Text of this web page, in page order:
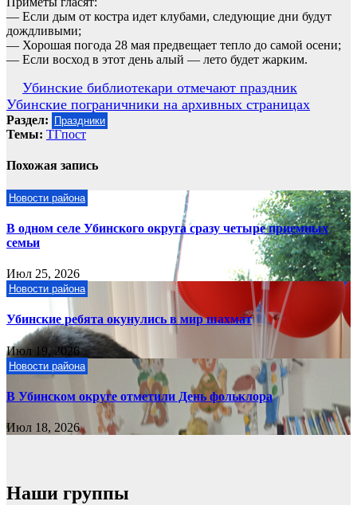
— Если дым от костра идет клубами, следующие дни будут
дождливыми;
— Хорошая погода 28 мая предвещает тепло до самой осени;
— Если восход в этот день алый — лето будет жарким.
Навигация
по
записям
Убинские библиотекари отмечают праздник
Убинские пограничники на архивных страницах
Раздел: Праздники
Темы: ТГпост
Похожая запись
Новости района
В одном селе Убинского округа сразу четыре приемных
семьи
Июл 25, 2026
Новости района
Убинские ребята окунулись в мир шахмат
Июл 19, 2026
Новости района
В Убинском округе отметили День фольклора
Июл 18, 2026
Наши группы